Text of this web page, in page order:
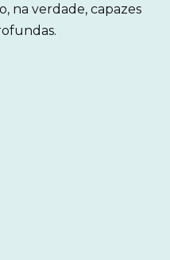
na verdade, capazes